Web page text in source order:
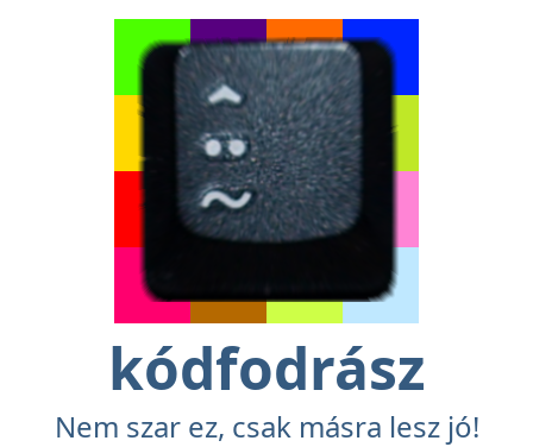
kódfodrász
Nem szar ez, csak másra lesz jó!